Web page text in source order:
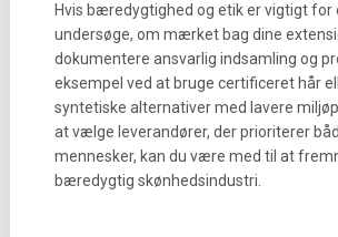
Hvis bæredygtighed og etik er vigtigt for
undersøge, om mærket bag dine
dokumentere ansvarlig indsamling og
eksempel ved at bruge certificeret hår
syntetiske alternativer med lavere
at vælge leverandører, der prioriterer
mennesker, kan du være med til at
bæredygtig skønhedsindustri.